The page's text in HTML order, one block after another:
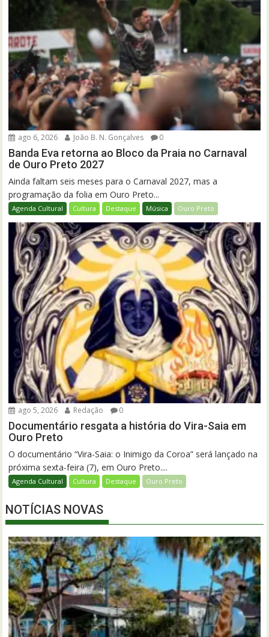
ago 6, 2026 João B. N. Gonçalves 0
Banda Eva retorna ao Bloco da Praia no Carnaval
de Ouro Preto 2027
Ainda faltam seis meses para o Carnaval 2027, mas a
programação da folia em Ouro Preto...
Agenda Cultural Cultura Destaque Música Ouro Preto
ago 5, 2026 Redação 0
Documentário resgata a história do Vira-Saia em
Ouro Preto
O documentário “Vira-Saia: o Inimigo da Coroa” será lançado na
próxima sexta-feira (7), em Ouro Preto....
Agenda Cultural Cultura Destaque Ouro Preto
NOTÍCIAS NOVAS